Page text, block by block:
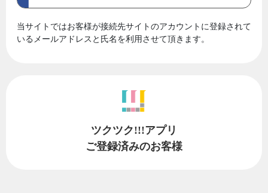
当サイトではお客様が接続先サイトのアカウントに登録されて
いるメールアドレスと氏名を利用させて頂きます。
ツクツク!!!アプリ
ご登録済みのお客様